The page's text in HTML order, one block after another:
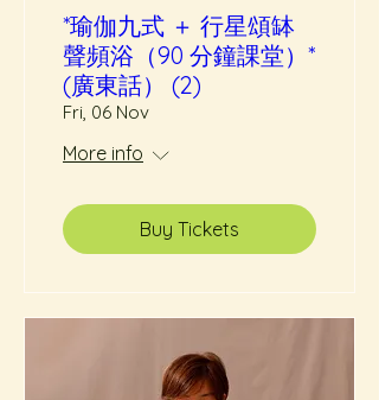
*瑜伽九式 ＋ 行星頌缽
聲頻浴（90 分鐘課堂）*
(廣東話） (2)
Fri, 06 Nov
More info
Buy Tickets